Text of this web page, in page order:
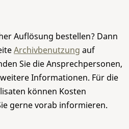
Auflösung bestellen? Dann
Archivbenutzung auf
Sie die Ansprechpersonen,
Informationen. Für die
können Kosten
gerne vorab informieren.